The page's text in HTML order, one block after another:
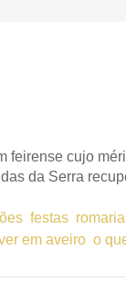
feirense cujo
da Serra
festas
em aveiro o